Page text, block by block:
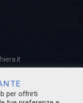
per offrirti